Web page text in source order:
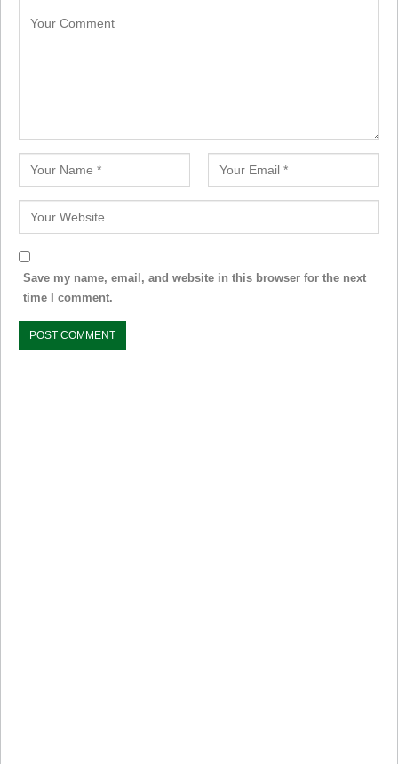
Save my name, email, and website in this browser for the next
time I comment.